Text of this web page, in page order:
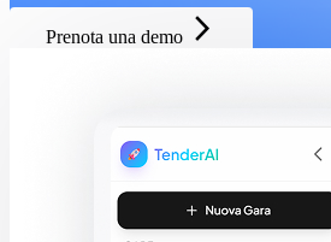
Prenota una demo arrow_forward_ios